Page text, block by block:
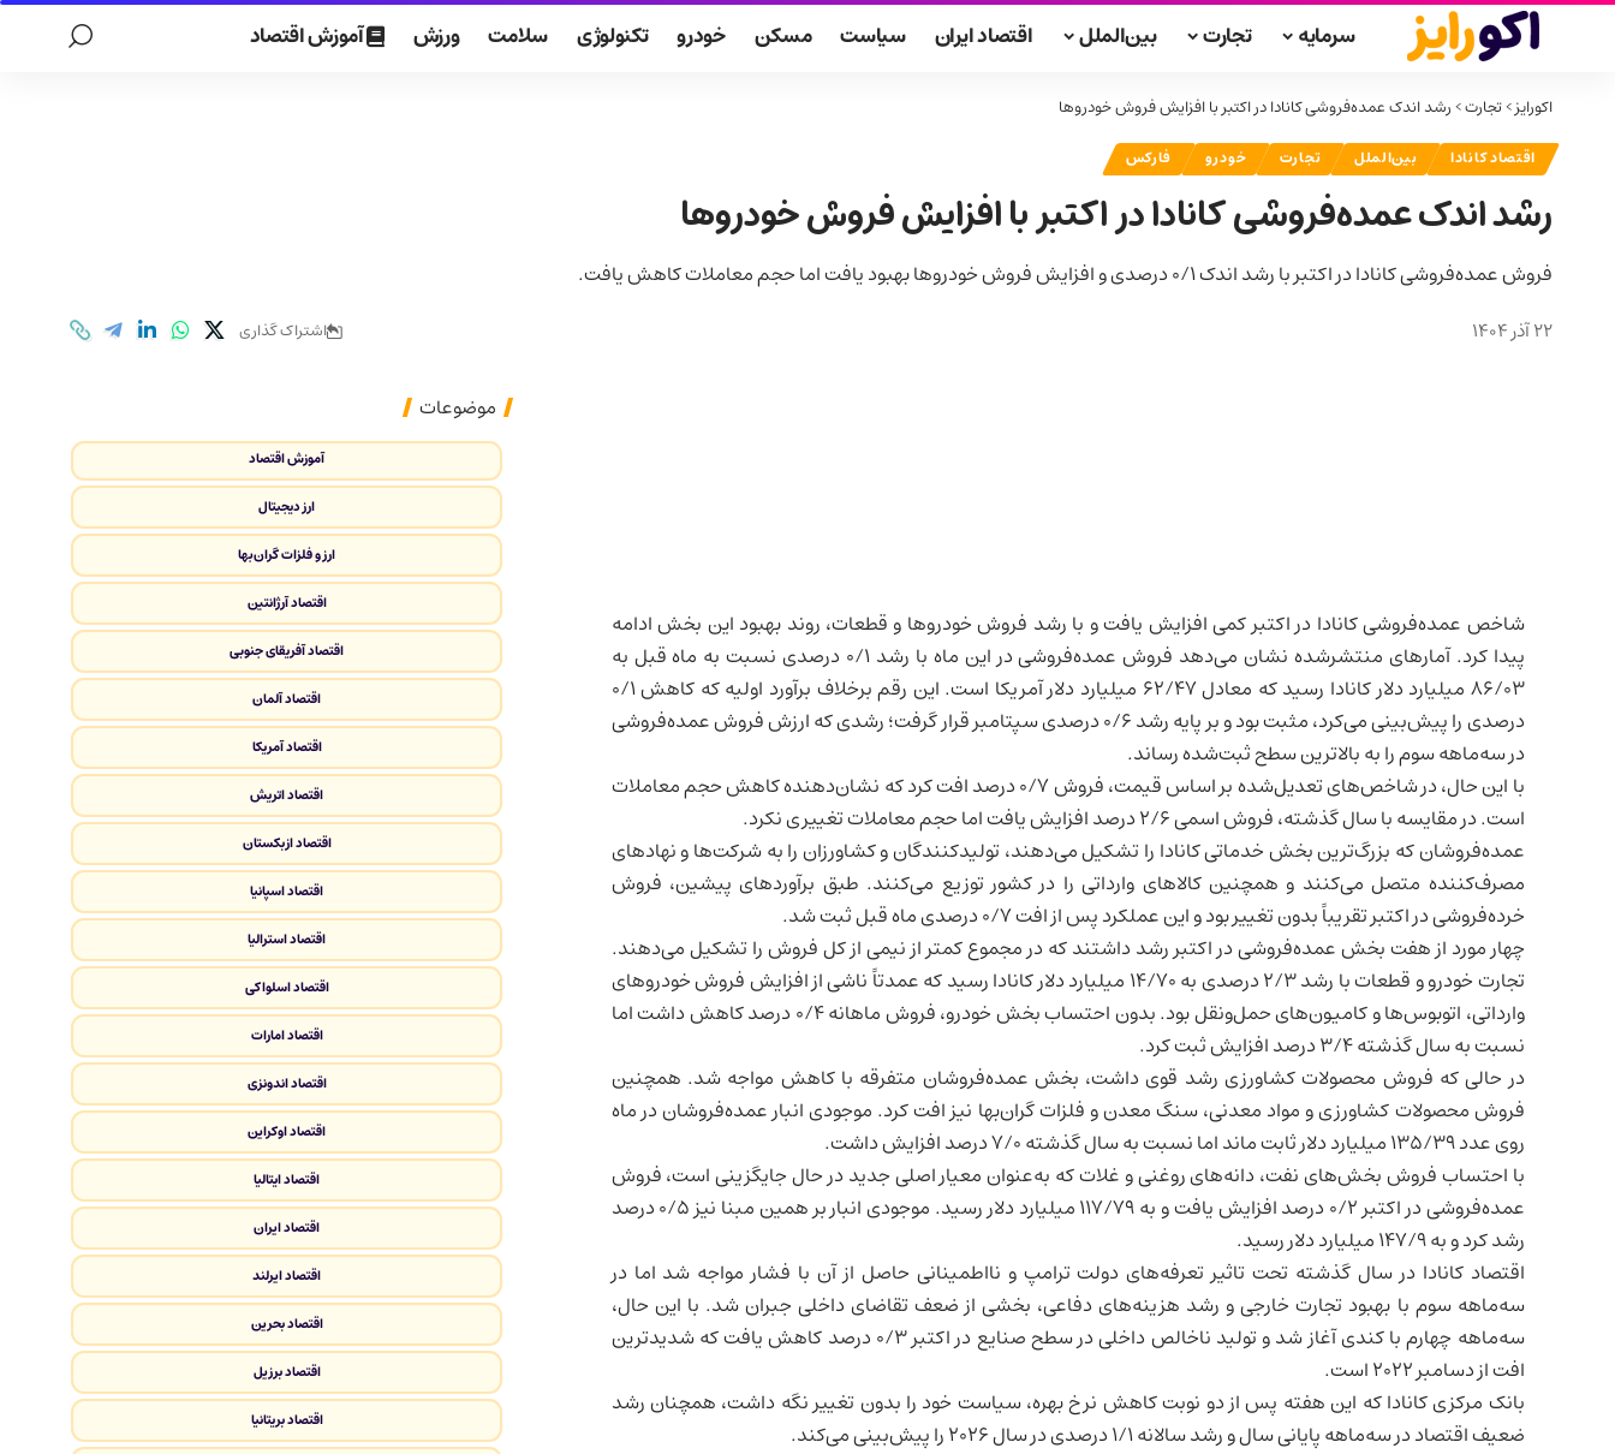
سرمایه تجارت بین‌الملل اقتصاد ایران سیاست مسکن خودرو تکنولوژی سلامت ورزش آموزش اقتصاد
اکورایز>تجارت>رشد اندک عمده‌فروشی کانادا در اکتبر با افزایش فروش خودروها
اقتصاد کانادا بین‌الملل تجارت خودرو فارکس
رشد اندک عمده‌فروشی کانادا در اکتبر با افزایش فروش خودروها
فروش عمده‌فروشی کانادا در اکتبر با رشد اندک ۰/۱ درصدی و افزایش فروش خودروها بهبود یافت اما حجم معاملات کاهش یافت.
22 آذر 1404 اشتراک گذاری
شاخص عمده‌فروشی کانادا در اکتبر کمی افزایش یافت و با رشد فروش خودروها و قطعات، روند بهبود این بخش ادامه
پیدا کرد. آمارهای منتشرشده نشان می‌دهد فروش عمده‌فروشی در این ماه با رشد ۰/۱ درصدی نسبت به ماه قبل به
۸۶/۰۳ میلیارد دلار کانادا رسید که معادل ۶۲/۴۷ میلیارد دلار آمریکا است. این رقم برخلاف برآورد اولیه که کاهش ۰/۱
درصدی را پیش‌بینی می‌کرد، مثبت بود و بر پایه رشد ۰/۶ درصدی سپتامبر قرار گرفت؛ رشدی که ارزش فروش عمده‌فروشی
در سه‌ماهه سوم را به بالاترین سطح ثبت‌شده رساند.
با این حال، در شاخص‌های تعدیل‌شده بر اساس قیمت، فروش ۰/۷ درصد افت کرد که نشان‌دهنده کاهش حجم معاملات
است. در مقایسه با سال گذشته، فروش اسمی ۲/۶ درصد افزایش یافت اما حجم معاملات تغییری نکرد.
عمده‌فروشان که بزرگ‌ترین بخش خدماتی کانادا را تشکیل می‌دهند، تولیدکنندگان و کشاورزان را به شرکت‌ها و نهادهای
مصرف‌کننده متصل می‌کنند و همچنین کالاهای وارداتی را در کشور توزیع می‌کنند. طبق برآوردهای پیشین، فروش
خرده‌فروشیدر اکتبر تقریباً بدون تغییر بود و این عملکرد پس از افت ۰/۷ درصدی ماه قبل ثبت شد.
چهار مورد از هفت بخش عمده‌فروشی در اکتبر رشد داشتند که در مجموع کمتر از نیمی از کل فروش را تشکیل می‌دهند.
تجارت خودرو و قطعات با رشد ۲/۳ درصدی به ۱۴/۷۰ میلیارد دلار کانادا رسید که عمدتاً ناشی از افزایش فروش خودروهای
وارداتی، اتوبوس‌ها و کامیون‌های حمل‌ونقل بود. بدون احتساب بخش خودرو، فروش ماهانه ۰/۴ درصد کاهش داشت اما
نسبت به سال گذشته ۳/۴ درصد افزایش ثبت کرد.
در حالی که فروش محصولات کشاورزی رشد قوی داشت، بخش عمده‌فروشان متفرقه با کاهش مواجه شد. همچنین
فروش محصولات کشاورزی و مواد معدنی، سنگ معدن و فلزات گران‌بها نیز افت کرد. موجودی انبار عمده‌فروشان در ماه
روی عدد ۱۳۵/۳۹ میلیارد دلار ثابت ماند اما نسبت به سال گذشته ۷/۰ درصد افزایش داشت.
با احتساب فروش بخش‌های نفت، دانه‌های روغنی و غلات که به‌عنوان معیار اصلی جدید در حال جایگزینی است، فروش
عمده‌فروشی در اکتبر ۰/۲ درصد افزایش یافت و به ۱۱۷/۷۹ میلیارد دلار رسید. موجودی انبار بر همین مبنا نیز ۰/۵ درصد
رشد کرد و به ۱۴۷/۹ میلیارد دلار رسید.
اقتصاد کانادا در سال گذشته تحت تاثیر تعرفه‌های دولت ترامپ و نااطمینانی حاصل از آن با فشار مواجه شد اما در
سه‌ماهه سوم با بهبود تجارت خارجی و رشد هزینه‌های دفاعی، بخشی از ضعف تقاضای داخلی جبران شد. با این حال،
سه‌ماهه چهارم با کندی آغاز شد و تولید ناخالص داخلی
در سطح صنایع در اکتبر ۰/۳ درصد کاهش یافت که شدیدترین
افت از دسامبر ۲۰۲۲ است.
بانک مرکزی کانادا که این هفته پس از دو نوبت کاهش نرخ بهره، سیاست خود را بدون تغییر نگه داشت، همچنان رشد
ضعیف اقتصاد در سه‌ماهه پایانی سال و رشد سالانه ۱/۱ درصدی در سال ۲۰۲۶ را پیش‌بینی می‌کند.
موضوعات
آموزش اقتصاد
ارز دیجیتال
ارز و فلزات گران‌بها
اقتصاد آرژانتین
اقتصاد آفریقای جنوبی
اقتصاد آلمان
اقتصاد آمریکا
اقتصاد اتریش
اقتصاد ازبکستان
اقتصاد اسپانیا
اقتصاد استرالیا
اقتصاد اسلواکی
اقتصاد امارات
اقتصاد اندونزی
اقتصاد اوکراین
اقتصاد ایتالیا
اقتصاد ایران
اقتصاد ایرلند
اقتصاد بحرین
اقتصاد برزیل
اقتصاد بریتانیا